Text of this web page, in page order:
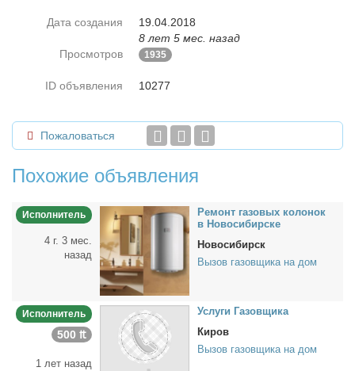
Дата создания
19.04.2018
8 лет 5 мес. назад
Просмотров
1935
ID объявления 10277
Пожаловаться
Похожие объявления
Исполнитель
4 г. 3 мес.
назад
Ре­монт га­зо­вых ко­ло­нок
в Но­во­си­бир­ске
Новосибирск
Вызов газовщика на дом
Исполнитель
500 ₶
1 лет назад
Услу­ги Га­зов­щи­ка
Киров
Вызов газовщика на дом